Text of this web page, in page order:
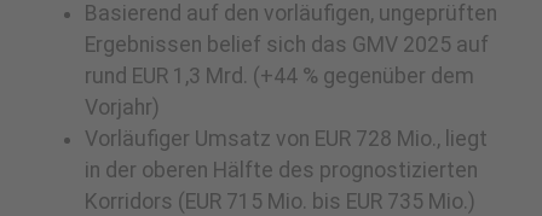
Basierend auf den vorläufigen, ungeprüften
Ergebnissen belief sich das GMV 2025 auf
rund EUR 1,3 Mrd. (+44 % gegenüber dem
Vorjahr)
Vorläufiger Umsatz von EUR 728 Mio., liegt
in der oberen Hälfte des prognostizierten
Korridors (EUR 715 Mio. bis EUR 735 Mio.)